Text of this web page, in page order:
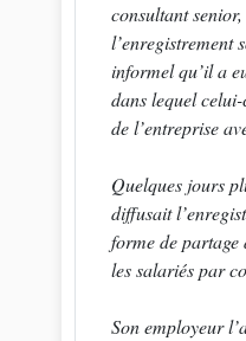
consultant
l’enregistrement
informel qu’il a
dans lequel
de l’entreprise
Quelques jours
diffusait
forme de
les salariés par
Son employeur